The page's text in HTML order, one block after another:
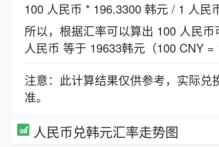
100 人民币 * 196.3300 韩元 / 1 人民
所以，根据汇率可以算出 100 人民
人民币 等于 19633韩元（100 CNY =
注意：此计算结果仅供参考，实际
准。
人民币兑韩元汇率走势图